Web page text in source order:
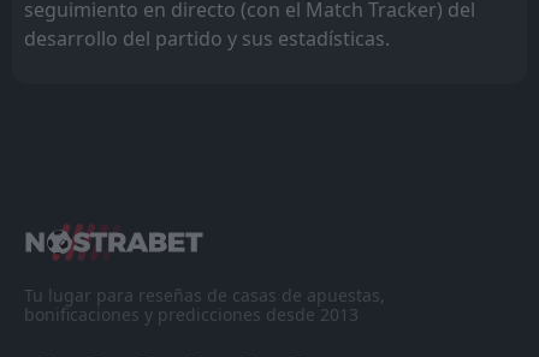
seguimiento en directo (con el Match Tracker) del
desarrollo del partido y sus estadísticas.
Tu lugar para reseñas de casas de apuestas,
bonificaciones y predicciones desde 2013